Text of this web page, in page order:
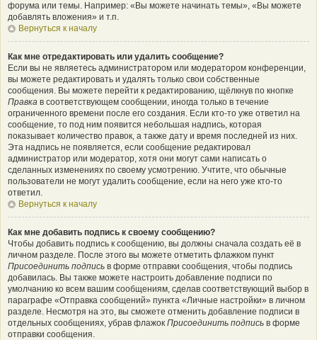
форума или темы. Например: «Вы можете начинать темы», «Вы можете
добавлять вложения» и т.п.
Вернуться к началу
Как мне отредактировать или удалить сообщение?
Если вы не являетесь администратором или модератором конференции,
вы можете редактировать и удалять только свои собственные
сообщения. Вы можете перейти к редактированию, щёлкнув по кнопке
Правка в соответствующем сообщении, иногда только в течение
ограниченного времени после его создания. Если кто-то уже ответил на
сообщение, то под ним появится небольшая надпись, которая
показывает количество правок, а также дату и время последней из них.
Эта надпись не появляется, если сообщение редактировал
администратор или модератор, хотя они могут сами написать о
сделанных изменениях по своему усмотрению. Учтите, что обычные
пользователи не могут удалить сообщение, если на него уже кто-то
ответил.
Вернуться к началу
Как мне добавить подпись к своему сообщению?
Чтобы добавить подпись к сообщению, вы должны сначала создать её в
личном разделе. После этого вы можете отметить флажком пункт
Присоединить подпись в форме отправки сообщения, чтобы подпись
добавилась. Вы также можете настроить добавление подписи по
умолчанию ко всем вашим сообщениям, сделав соответствующий выбор в
параграфе «Отправка сообщений» пункта «Личные настройки» в личном
разделе. Несмотря на это, вы сможете отменить добавление подписи в
отдельных сообщениях, убрав флажок Присоединить подпись в форме
отправки сообщения.